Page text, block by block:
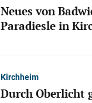
Neues von
Paradiesle in
Kirchheim
Durch Oberlicht